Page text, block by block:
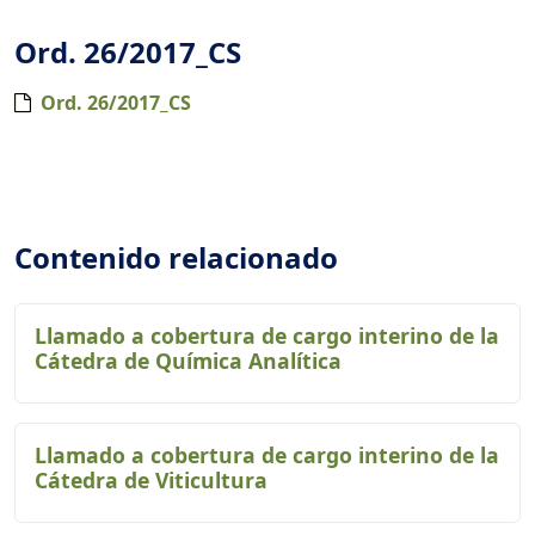
Ord. 26/2017_CS
Ord. 26/2017_CS
Contenido relacionado
Llamado a cobertura de cargo interino de la
Cátedra de Química Analítica
Llamado a cobertura de cargo interino de la
Cátedra de Viticultura